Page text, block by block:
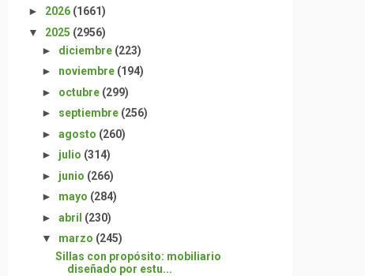
► 2026 (1661)
▼ 2025 (2956)
► diciembre (223)
► noviembre (194)
► octubre (299)
► septiembre (256)
► agosto (260)
► julio (314)
► junio (266)
► mayo (284)
► abril (230)
▼ marzo (245)
Sillas con propósito: mobiliario
diseñado por estu...